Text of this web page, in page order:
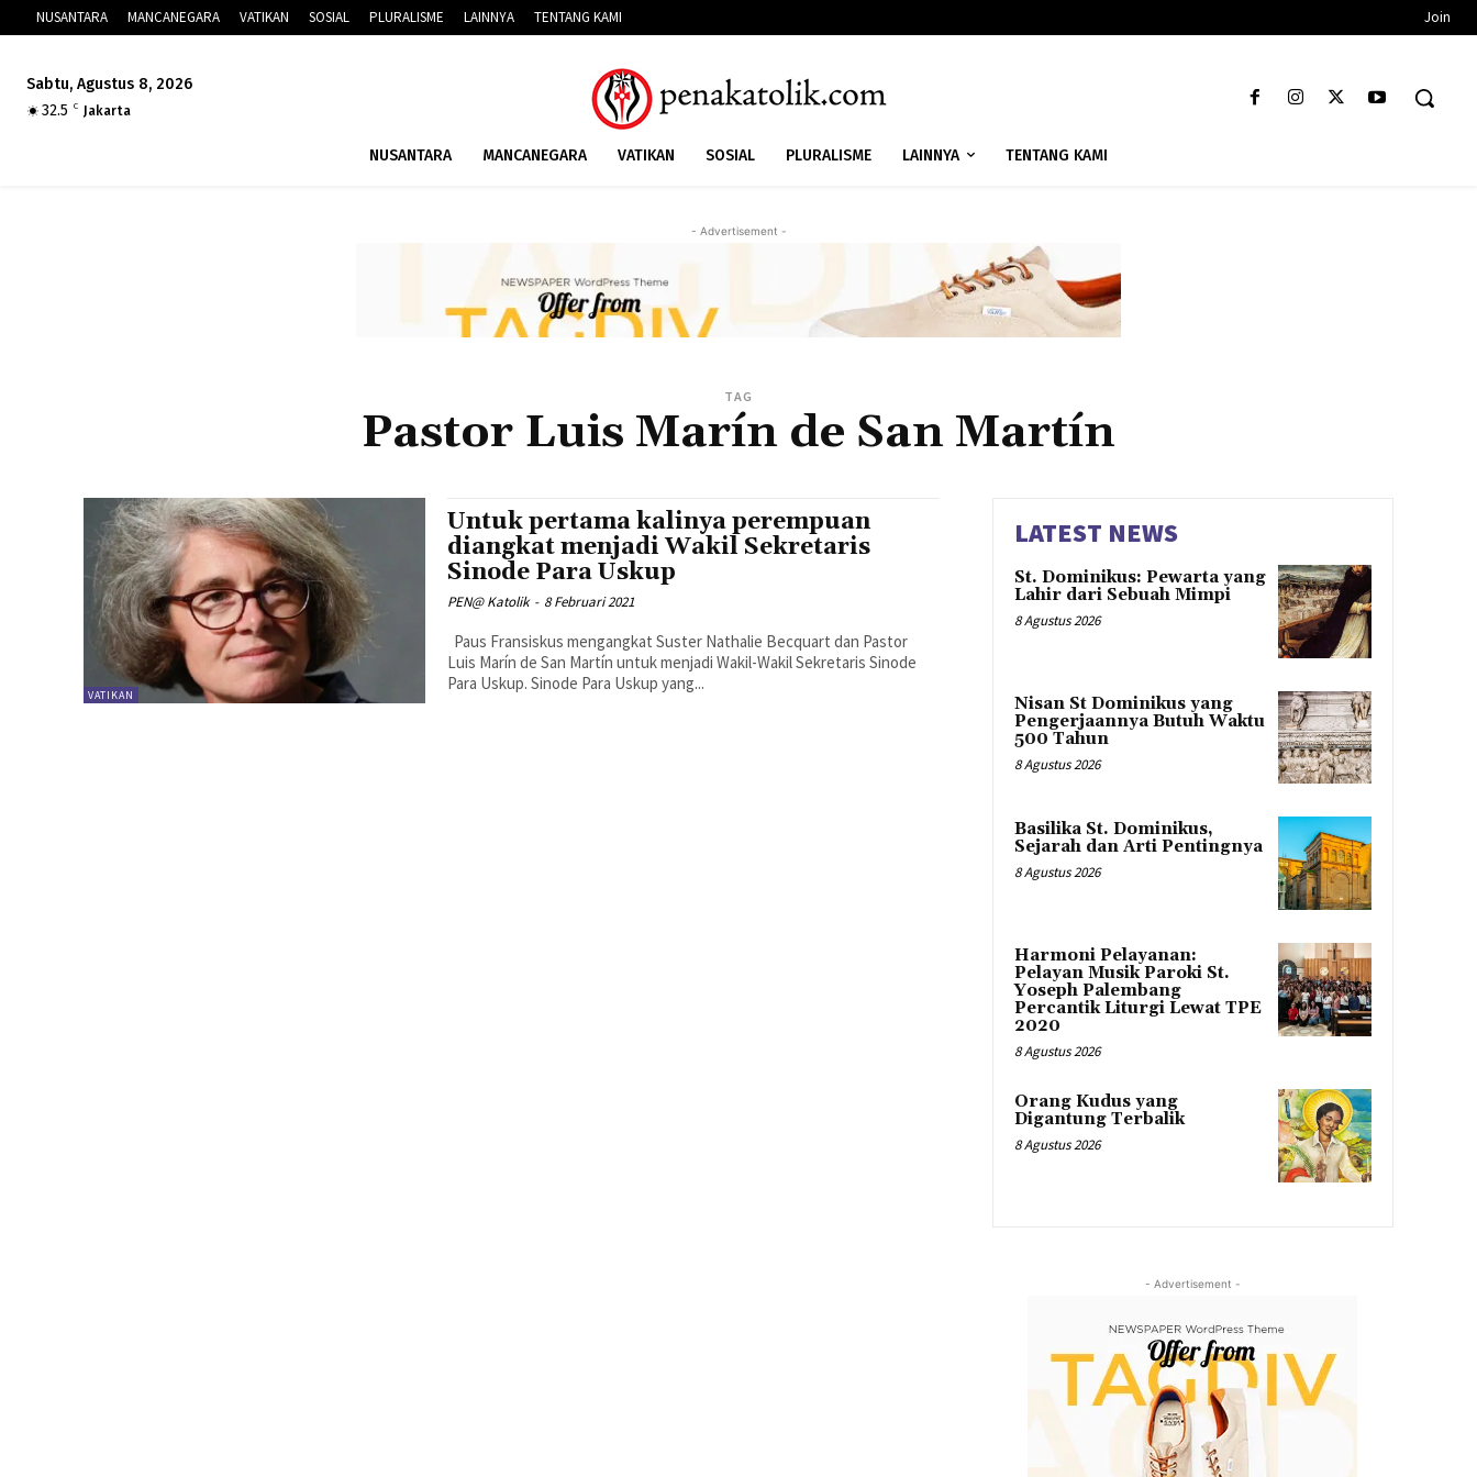
NUSANTARA MANCANEGARA VATIKAN SOSIAL PLURALISME LAINNYA TENTANG KAMI Join
Sabtu, Agustus 8, 2026
32.5
C Jakarta
NUSANTARA MANCANEGARA VATIKAN SOSIAL PLURALISME LAINNYA TENTANG KAMI
- Advertisement -
TAG
Pastor Luis Marín de San Martín
VATIKAN
Untuk pertama kalinya perempuan
diangkat menjadi Wakil Sekretaris
Sinode Para Uskup
PEN@ Katolik - 8 Februari 2021
Luis Marín de San Martín untuk menjadi Wakil-Wakil Sekretaris Sinode
Para Uskup. Sinode Para Uskup yang...
LATEST NEWS
St. Dominikus: Pewarta yang
Lahir dari Sebuah Mimpi
8 Agustus 2026
Nisan St Dominikus yang
Pengerjaannya Butuh Waktu
500 Tahun
8 Agustus 2026
Basilika St. Dominikus,
Sejarah dan Arti Pentingnya
8 Agustus 2026
Harmoni Pelayanan:
Pelayan Musik Paroki St.
Yoseph Palembang
Percantik Liturgi Lewat TPE
2020
8 Agustus 2026
Orang Kudus yang
Digantung Terbalik
8 Agustus 2026
- Advertisement -